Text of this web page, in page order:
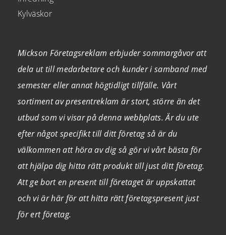
Kylväskor
Mickson Företagsreklam erbjuder sommargåvor att
dela ut till medarbetare och kunder i samband med
semester eller annat högtidligt tillfälle. Vårt
sortiment av presentreklam är stort, större än det
utbud som vi visar på denna webbplats. Är du ute
efter något specifikt till ditt företag så är du
välkommen att höra av dig så gör vi vårt bästa för
att hjälpa dig hitta rätt produkt till just ditt företag.
Att ge bort en present till företaget är uppskattat
och vi är här för att hitta rätt företagspresent just
för ert företag.